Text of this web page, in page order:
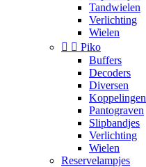
Tandwielen
Verlichting
Wielen
  Piko
Buffers
Decoders
Diversen
Koppelingen
Pantograven
Slipbandjes
Verlichting
Wielen
Reservelampjes